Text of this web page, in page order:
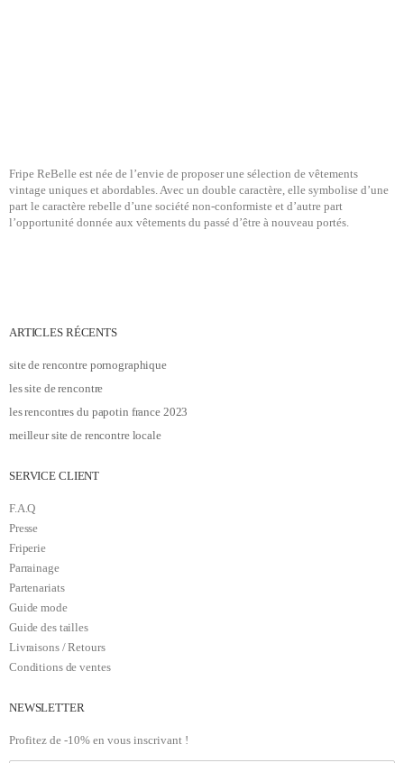
Fripe ReBelle est née de l’envie de proposer une sélection de vêtements
vintage uniques et abordables. Avec un double caractère, elle symbolise d’une
part le caractère rebelle d’une société non-conformiste et d’autre part
l’opportunité donnée aux vêtements du passé d’être à nouveau portés.
ARTICLES RÉCENTS
site de rencontre pornographique
les site de rencontre
les rencontres du papotin france 2023
meilleur site de rencontre locale
SERVICE CLIENT
F.A.Q
Presse
Friperie
Parrainage
Partenariats
Guide mode
Guide des tailles
Livraisons / Retours
Conditions de ventes
NEWSLETTER
Profitez de -10% en vous inscrivant !